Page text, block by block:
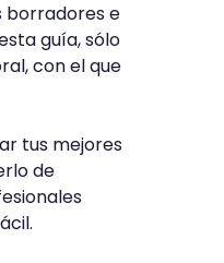
borradores e
guía, sólo
con el que
tus mejores
de